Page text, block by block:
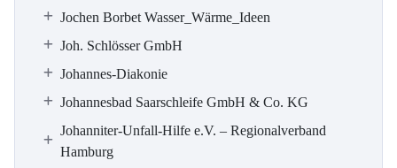
Jochen Borbet Wasser_Wärme_Ideen
Joh. Schlösser GmbH
Johannes-Diakonie
Johannesbad Saarschleife GmbH & Co. KG
Johanniter-Unfall-Hilfe e.V. – Regionalverband
Hamburg